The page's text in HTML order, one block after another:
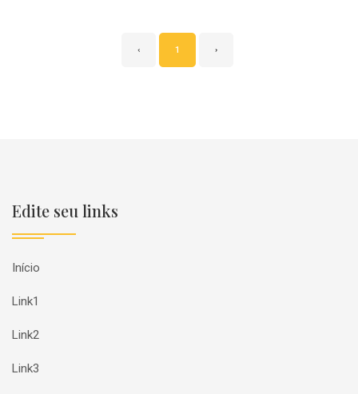
‹ 1 ›
Edite seu links
Início
Link1
Link2
Link3